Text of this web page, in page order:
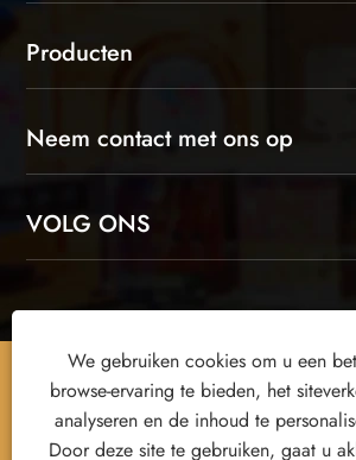
Producten
Neem contact met ons op
VOLG ONS
Copyright © 2026 Yiwu Xuanyi Toys
rechten voorbehouden.
We gebruiken cookies om u een
browse-ervaring te bieden, het
analyseren en de inhoud te
Door deze site te gebruiken, gaat u